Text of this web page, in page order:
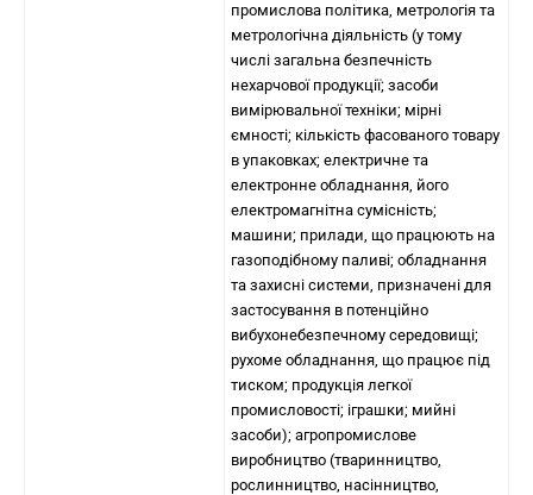
промислова політика, метрологія та
метрологічна діяльність (у тому
числі загальна безпечність
нехарчової продукції; засоби
вимірювальної техніки; мірні
ємності; кількість фасованого товару
в упаковках; електричне та
електронне обладнання, його
електромагнітна сумісність;
машини; прилади, що працюють на
газоподібному паливі; обладнання
та захисні системи, призначені для
застосування в потенційно
вибухонебезпечному середовищі;
рухоме обладнання, що працює під
тиском; продукція легкої
промисловості; іграшки; мийні
засоби); агропромислове
виробництво (тваринництво,
рослинництво, насінництво,